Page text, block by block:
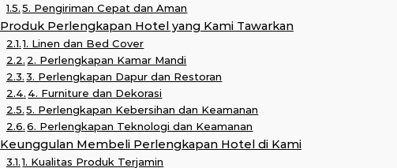
5. Pengiriman Cepat dan Aman
Produk Perlengkapan Hotel yang Kami Tawarkan
1. Linen dan Bed Cover
2. Perlengkapan Kamar Mandi
3. Perlengkapan Dapur dan Restoran
4. Furniture dan Dekorasi
5. Perlengkapan Kebersihan dan Keamanan
6. Perlengkapan Teknologi dan Keamanan
Keunggulan Membeli Perlengkapan Hotel di Kami
1. Kualitas Produk Terjamin